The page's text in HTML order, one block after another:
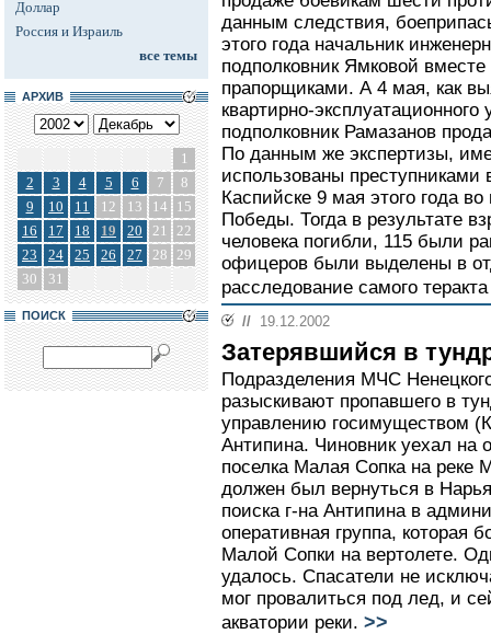
Доллар
Россия и Израиль
все темы
АРХИВ
1
2
3 4 5 6 7
8
9
10 11 12 13 14
15
16
17 18 19 20 21
22
23
24 25 26 27 28 29
30
31
ПОИСК
данным следствия,
этого года начальник
подполковник Ямковой
прапорщиками. А 4 мая, как
квартирно-эксплуатационного
подполковник Рамазанов
По данным же экспертизы,
использованы преступниками
Каспийске 9 мая этого года
Победы. Тогда в результате
человека погибли, 115 были
офицеров были выделены в
расследование самого
// 19.12.2002
Затерявшийся в
Подразделения МЧС
разыскивают пропавшего в
управлению госимуществом
Антипина. Чиновник уехал на
поселка Малая Сопка на реке
должен был вернуться в
поиска г-на Антипина в
оперативная группа, которая
Малой Сопки на вертолете.
удалось. Спасатели не
мог провалиться под лед, и
акватории реки. >>